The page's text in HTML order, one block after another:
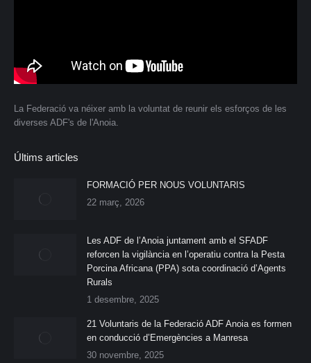
La Federació va néixer amb la voluntat de reunir els esforços de les
diverses ADF's de l'Anoia.
Últims articles
FORMACIÓ PER NOUS VOLUNTARIS
22 març, 2026
Les ADF de l’Anoia juntament amb el SFADF
reforcen la vigilància en l’operatiu contra la Pesta
Porcina Africana (PPA) sota coordinació d’Agents
Rurals
1 desembre, 2025
21 Voluntaris de la Federació ADF Anoia es formen
en conducció d’Emergències a Manresa
30 novembre, 2025